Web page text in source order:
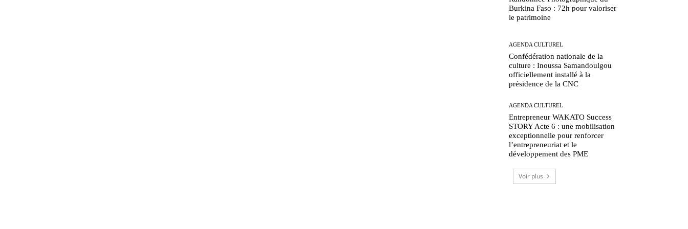
Burkina Faso : 72h pour valoriser
le patrimoine
AGENDA CULTUREL
Confédération nationale de la
culture : Inoussa Samandoulgou
officiellement installé à la
présidence de la CNC
AGENDA CULTUREL
Entrepreneur WAKATO Success
STORY Acte 6 : une mobilisation
exceptionnelle pour renforcer
l’entrepreneuriat et le
développement des PME
Voir plus